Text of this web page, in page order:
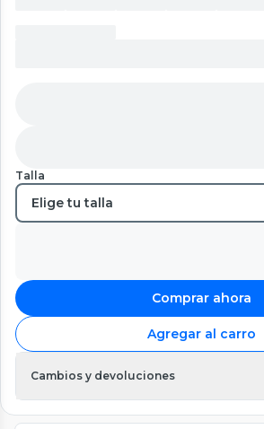
Talla
Comprar ahora
Agregar al carro
Cambios y devoluciones